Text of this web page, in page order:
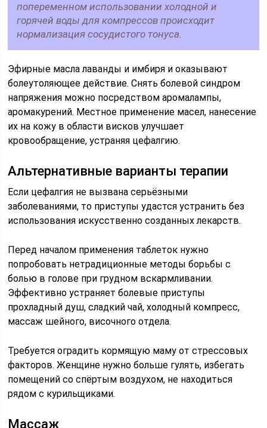
попеременном использовании холодной и
горячей воды для компрессов происходит
нормализация сосудистого тонуса.
Эфирные масла лаванды и имбиря и оказывают
болеутоляющее действие. Снять болевой синдром
напряжения можно посредством аромалампы,
аромакурений. Местное применение масел, нанесение
их на кожу в области висков улучшает
кровообращение, устраняя цефалгию.
Альтернативные варианты терапии
Если цефалгия не вызвана серьёзными
заболеваниями, то приступы удастся устранить без
использования искусственно созданных лекарств.
Перед началом применения таблеток нужно
попробовать нетрадиционные методы борьбы с
болью в голове при грудном вскармливании.
Эффективно устраняет болевые приступы
прохладный душ, сладкий чай, холодный компресс,
массаж шейного, височного отдела.
Требуется оградить кормящую маму от стрессовых
факторов. Женщине нужно больше гулять, избегать
помещений со спёртым воздухом, не находиться
рядом с курильщиками.
Массаж